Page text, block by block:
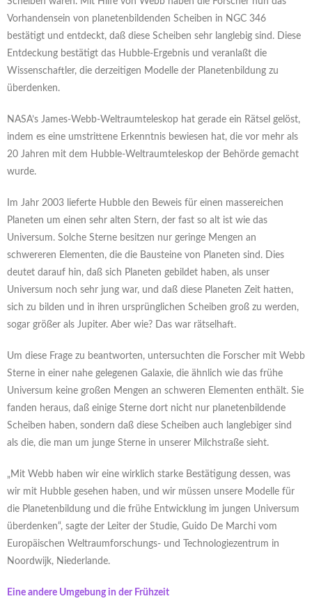
Vorhandensein von planetenbildenden Scheiben in NGC 346
bestätigt und entdeckt, daß diese Scheiben sehr langlebig sind. Diese
Entdeckung bestätigt das Hubble-Ergebnis und veranlaßt die
Wissenschaftler, die derzeitigen Modelle der Planetenbildung zu
überdenken.
NASA’s James-Webb-Weltraumteleskop hat gerade ein Rätsel gelöst,
indem es eine umstrittene Erkenntnis bewiesen hat, die vor mehr als
20 Jahren mit dem Hubble-Weltraumteleskop der Behörde gemacht
wurde.
Im Jahr 2003 lieferte Hubble den Beweis für einen massereichen
Planeten um einen sehr alten Stern, der fast so alt ist wie das
Universum. Solche Sterne besitzen nur geringe Mengen an
schwereren Elementen, die die Bausteine von Planeten sind. Dies
deutet darauf hin, daß sich Planeten gebildet haben, als unser
Universum noch sehr jung war, und daß diese Planeten Zeit hatten,
sich zu bilden und in ihren ursprünglichen Scheiben groß zu werden,
sogar größer als Jupiter. Aber wie? Das war rätselhaft.
Um diese Frage zu beantworten, untersuchten die Forscher mit Webb
Sterne in einer nahe gelegenen Galaxie, die ähnlich wie das frühe
Universum keine großen Mengen an schweren Elementen enthält. Sie
fanden heraus, daß einige Sterne dort nicht nur planetenbildende
Scheiben haben, sondern daß diese Scheiben auch langlebiger sind
als die, die man um junge Sterne in unserer Milchstraße sieht.
„Mit Webb haben wir eine wirklich starke Bestätigung dessen, was
wir mit Hubble gesehen haben, und wir müssen unsere Modelle für
die Planetenbildung und die frühe Entwicklung im jungen Universum
überdenken“, sagte der Leiter der Studie, Guido De Marchi vom
Europäischen Weltraumforschungs- und Technologiezentrum in
Noordwijk, Niederlande.
Eine andere Umgebung in der Frühzeit